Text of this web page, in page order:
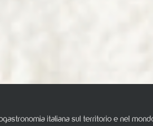
italiana sul territorio e nel